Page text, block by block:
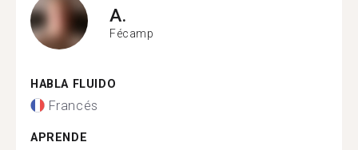
A.
Fécamp
HABLA FLUIDO
Francés
APRENDE